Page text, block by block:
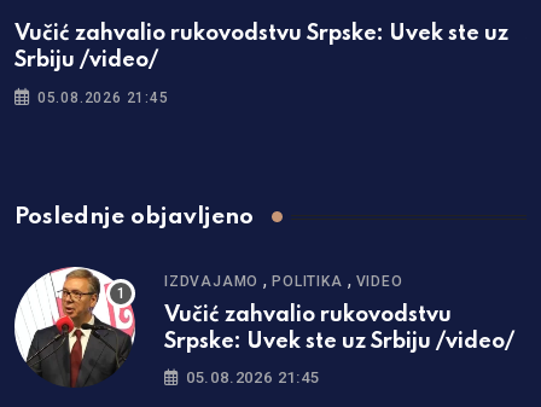
Vučić zahvalio rukovodstvu Srpske: Uvek ste uz
Srbiju /video/
05.08.2026 21:45
Poslednje objavljeno
IZDVAJAMO ,POLITIKA , VIDEO
Vučić zahvalio rukovodstvu
Srpske: Uvek ste uz Srbiju /video/
05.08.2026 21:45